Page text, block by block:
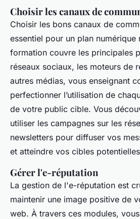
Choisir les canaux de
Choisir les bons canaux de
essentiel pour un plan numérique
formation couvre les principales
réseaux sociaux, les moteurs de
autres médias, vous enseignant
perfectionner l’utilisation de
de votre public cible. Vous
utiliser les campagnes sur les
newsletters pour diffuser vos
et atteindre vos cibles
Gérer l'e-réputation
La gestion de l'e-réputation est
maintenir une image positive de
web. À travers ces modules,